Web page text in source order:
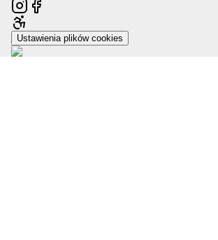
Ustawienia plików cookies